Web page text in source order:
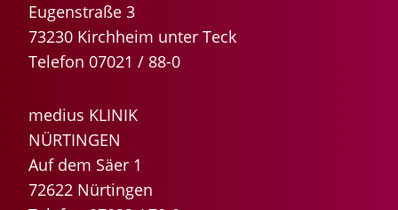
Eugenstraße 3
73230 Kirchheim unter Teck
Telefon 07021 / 88-0
medius KLINIK
NÜRTINGEN
Auf dem Säer 1
72622 Nürtingen